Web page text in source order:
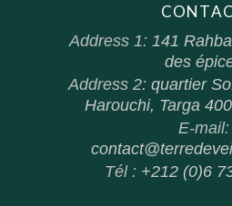
Address 1: 141
des
Address 2: quartier
Harouchi, Targa
E-mail:
Tél : +212 (0)6